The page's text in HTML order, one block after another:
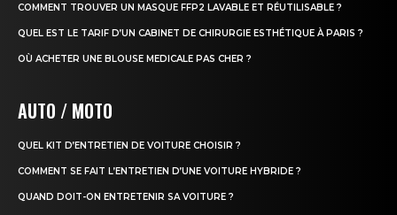
COMMENT TROUVER UN MASQUE FFP2 LAVABLE ET RÉUTILISABLE ?
QUEL EST LE TARIF D’UN CABINET DE CHIRURGIE ESTHÉTIQUE À PARIS ?
OÙ ACHETER UNE BLOUSE MEDICALE PAS CHER ?
AUTO / MOTO
QUEL KIT D’ENTRETIEN DE VOITURE CHOISIR ?
COMMENT SE FAIT L’ENTRETIEN D’UNE VOITURE HYBRIDE ?
QUAND DOIT-ON ENTRETENIR SA VOITURE ?